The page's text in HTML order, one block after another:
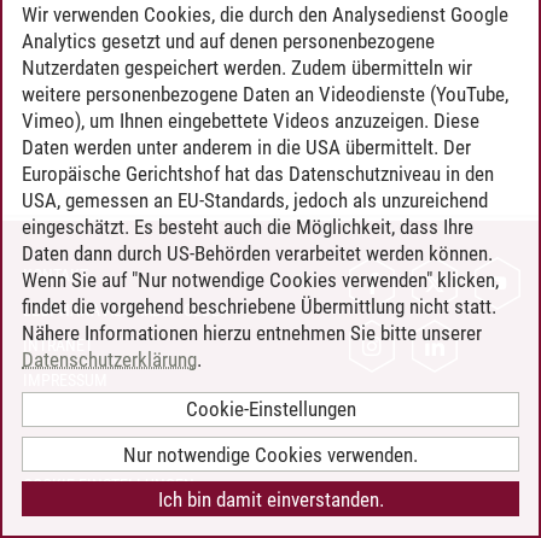
KONTAKT
LEUPHANA ALS ARBEITGEBER
INTRANET
BARRIEREFREIHEIT
COOKIE-EINSTELLUNGEN
Wir verwenden Cookies, die durch den Analysedienst Google
Analytics gesetzt und auf denen personenbezogene
Nutzerdaten gespeichert werden. Zudem übermitteln wir
weitere personenbezogene Daten an Videodienste (YouTube,
Vimeo), um Ihnen eingebettete Videos anzuzeigen. Diese
Daten werden unter anderem in die USA übermittelt. Der
Europäische Gerichtshof hat das Datenschutzniveau in den
USA, gemessen an EU-Standards, jedoch als unzureichend
eingeschätzt. Es besteht auch die Möglichkeit, dass Ihre
Daten dann durch US-Behörden verarbeitet werden können.
Wenn Sie auf "Nur notwendige Cookies verwenden" klicken,
findet die vorgehend beschriebene Übermittlung nicht statt.
Nähere Informationen hierzu entnehmen Sie bitte unserer
Datenschutzerklärung.
Cookie-Einstellungen
Nur notwendige Cookies verwenden.
Ich bin damit einverstanden.